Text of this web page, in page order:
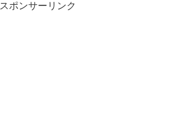
スポンサーリンク